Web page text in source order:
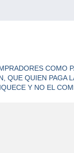
COMO
QUE QUIEN PAGA
Y NO EL